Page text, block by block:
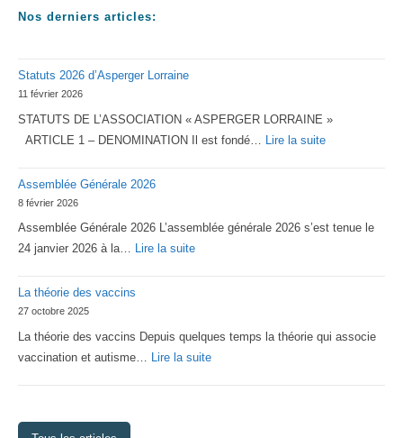
Nos derniers articles:
Statuts 2026 d’Asperger Lorraine
11 février 2026
STATUTS DE L’ASSOCIATION « ASPERGER LORRAINE »
ARTICLE 1 – DENOMINATION Il est fondé… Lire la suite:
Lorraine
Assemblée Générale 2026
8 février 2026
Assemblée Générale 2026 L’assemblée générale 2026 s’est tenue le
24 janvier 2026 à la… Lire la suite:
La théorie des vaccins
27 octobre 2025
La théorie des vaccins Depuis quelques temps la théorie qui associe
vaccination et autisme… Lire la suite: